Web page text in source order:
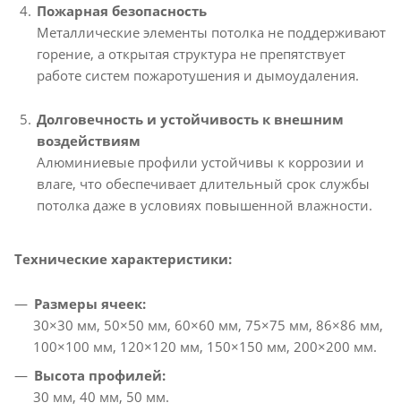
Пожарная безопасность
Металлические элементы потолка не поддерживают
горение, а открытая структура не препятствует
работе систем пожаротушения и дымоудаления.
Долговечность и устойчивость к внешним
воздействиям
Алюминиевые профили устойчивы к коррозии и
влаге, что обеспечивает длительный срок службы
потолка даже в условиях повышенной влажности.
Технические характеристики:
Размеры ячеек:
30×30 мм, 50×50 мм, 60×60 мм, 75×75 мм, 86×86 мм,
100×100 мм, 120×120 мм, 150×150 мм, 200×200 мм.
Высота профилей:
30 мм, 40 мм, 50 мм.